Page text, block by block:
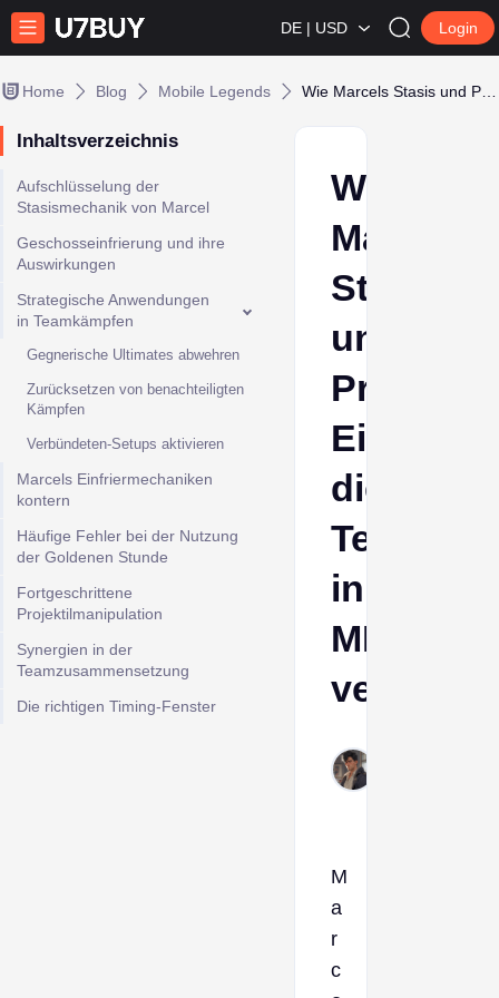
DE | USD Login
Home Blog Mobile Legends
Inhaltsverzeichnis
Aufschlüsselung der
Stasismechanik von Marcel
Geschosseinfrierung und ihre
Auswirkungen
Strategische Anwendungen
in Teamkämpfen
Gegnerische Ultimates abwehren
Zurücksetzen von benachteiligten
Kämpfen
Verbündeten-Setups aktivieren
Marcels Einfriermechaniken
kontern
Häufige Fehler bei der Nutzung
der Goldenen Stunde
Fortgeschrittene
Projektilmanipulation
Synergien in der
Teamzusammensetzung
Die richtigen Timing-Fenster
Wie
Marcels
Stasis
und
Projektil-
die
in
MLBB
M
a
r
c